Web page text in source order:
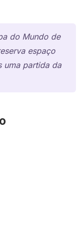
do Mundo de
espaço
uma partida da